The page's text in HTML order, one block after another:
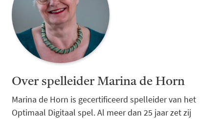
Over spelleider Marina de Horn
Marina de Horn is gecertificeerd spelleider van het
Optimaal Digitaal spel. Al meer dan 25 jaar zet zij